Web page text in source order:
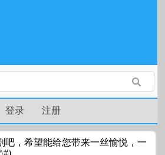
登录 注册
吧，希望能给您带来一丝愉悦，一